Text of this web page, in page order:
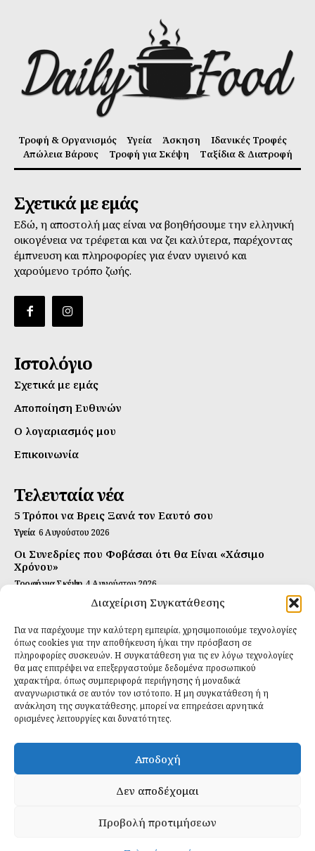
Διαχείριση Συγκατάθεσης
Για να παρέχουμε την καλύτερη εμπειρία, χρησιμοποιούμε τεχνολογίες
όπως cookies για την αποθήκευση ή/και την πρόσβαση σε
πληροφορίες συσκευών. Η συγκατάθεση για τις εν λόγω τεχνολογίες
θα μας επιτρέψει να επεξεργαστούμε δεδομένα προσωπικού
χαρακτήρα, όπως συμπεριφορά περιήγησης ή μοναδικά
αναγνωριστικά σε αυτόν τον ιστότοπο. Η μη συγκατάθεση ή η
ανάκληση της συγκατάθεσης, μπορεί να επηρεάσει αρνητικά
ορισμένες λειτουργίες και δυνατότητες.
Αποδοχή
Δεν αποδέχομαι
Προβολή προτιμήσεων
Τροφή & Οργανισμός Υγεία Άσκηση
Ιδανικές Τροφές
Απώλεια Βάρους
Τροφή για Σκέψη Ταξίδια & Διατροφή
Σχετικά με εμάς
Εδώ, η αποστολή μας είναι να βοηθήσουμε την ελληνική
οικογένεια να τρέφεται και να ζει καλύτερα, παρέχοντας
έμπνευση και πληροφορίες για έναν υγιεινό και
χαρούμενο τρόπο ζωής.
Ιστολόγιο
Σχετικά με εμάς
Αποποίηση Ευθυνών
Ο λογαριασμός μου
Επικοινωνία
Τελευταία νέα
5 Τρόποι να Βρεις Ξανά τον Εαυτό σου
Υγεία 6 Αυγούστου 2026
Οι Συνεδρίες που Φοβάσαι ότι θα Είναι «Χάσιμο
Χρόνου»
Τροφή για Σκέψη 4 Αυγούστου 2026
Αυτή Είναι η Συνταγή για Τέλεια Κομπούτσα
Ιδανικές Τροφές 26 Ιουλίου 2026
Εγγραφείτε
ΕΓΓΡΑΦΉ
Έχω διαβάσει και δέχομαι τηνπολιτική απορρήτου